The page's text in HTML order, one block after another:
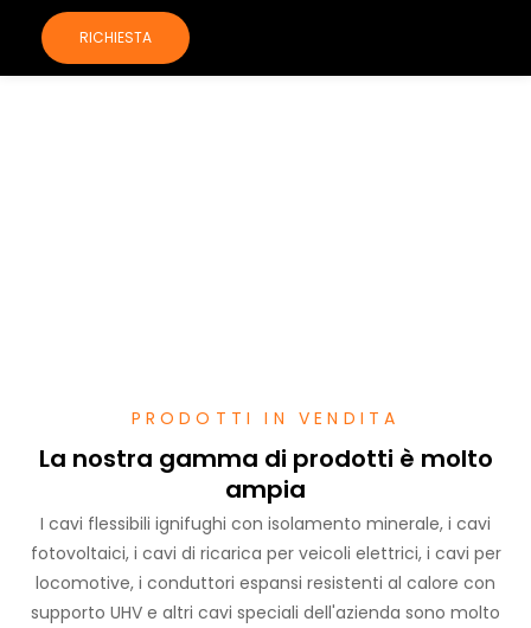
RICHIESTA
PRODOTTI IN VENDITA
La nostra gamma di prodotti è molto
ampia
I cavi flessibili ignifughi con isolamento minerale, i cavi
fotovoltaici, i cavi di ricarica per veicoli elettrici, i cavi per
locomotive, i conduttori espansi resistenti al calore con
supporto UHV e altri cavi speciali dell'azienda sono molto